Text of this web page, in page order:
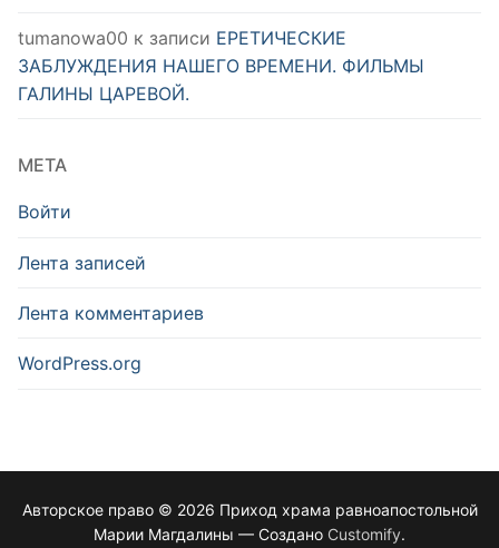
tumanowa00 к записи ЕРЕТИЧЕСКИЕ
ЗАБЛУЖДЕНИЯ НАШЕГО ВРЕМЕНИ. ФИЛЬМЫ
ГАЛИНЫ ЦАРЕВОЙ.
МЕТА
Войти
Лента записей
Лента комментариев
WordPress.org
Авторское право © 2026 Приход храма равноапостольной
Марии Магдалины — Создано Customify.